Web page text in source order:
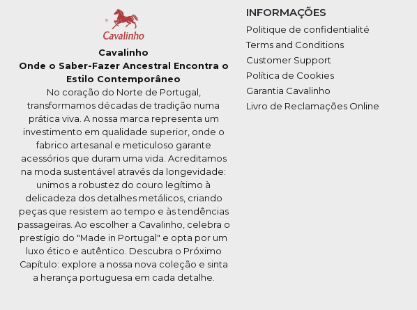
Cavalinho
Onde o Saber-Fazer Ancestral Encontra o
Estilo Contemporâneo
No coração do Norte de Portugal,
transformamos décadas de tradição numa
prática viva. A nossa marca representa um
investimento em qualidade superior, onde o
fabrico artesanal e meticuloso garante
acessórios que duram uma vida. Acreditamos
na moda sustentável através da longevidade:
unimos a robustez do couro legítimo à
delicadeza dos detalhes metálicos, criando
peças que resistem ao tempo e às tendências
passageiras. Ao escolher a Cavalinho, celebra o
prestígio do "Made in Portugal" e opta por um
luxo ético e autêntico. Descubra o Próximo
Capítulo: explore a nossa nova coleção e sinta
a herança portuguesa em cada detalhe.
INFORMAÇÕES
Politique de confidentialité
Terms and Conditions
Customer Support
Política de Cookies
Garantia Cavalinho
Livro de Reclamações Online